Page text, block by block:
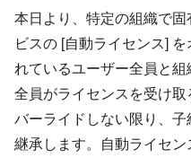
本日より、特定の組織で
ビスの [自動ライセンス]
れているユーザー全員と
全員がライセンスを受け
バーライドしない限り、
継承します。自動ライセ